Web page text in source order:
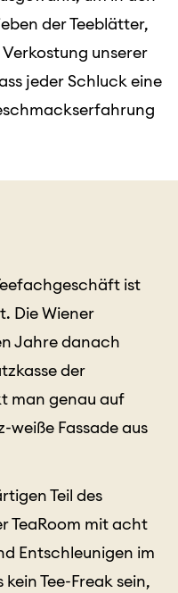
der Teeblätter,
unserer
jeder Schluck eine
ist
Die Wiener
Jahre danach
der
man genau auf
weiße Fassade aus
Teil des
TeaRoom mit acht
Entschleunigen im
Tee-Freak sein,